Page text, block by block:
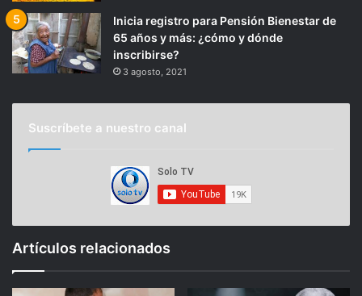
Inicia registro para Pensión Bienestar de
65 años y más: ¿cómo y dónde
inscribirse?
3 agosto, 2021
Suscríbete a nuestro canal
Artículos relacionados